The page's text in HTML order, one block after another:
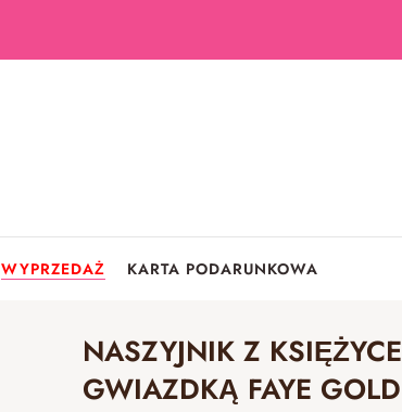
WYPRZEDAŻ KARTA PODARUNKOWA
NASZYJNIK Z
GWIAZDKĄ FAYE GOLD